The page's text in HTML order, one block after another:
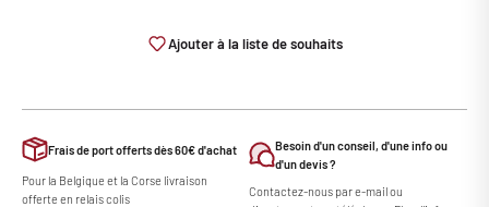
Ajouter à la liste de souhaits
Frais de port offerts dès 60€ d'achat
Pour la Belgique et la Corse livraison
offerte en relais colis
Besoin d'un conseil, d'une info ou
d'un devis ?
Contactez-nous par e-mail ou